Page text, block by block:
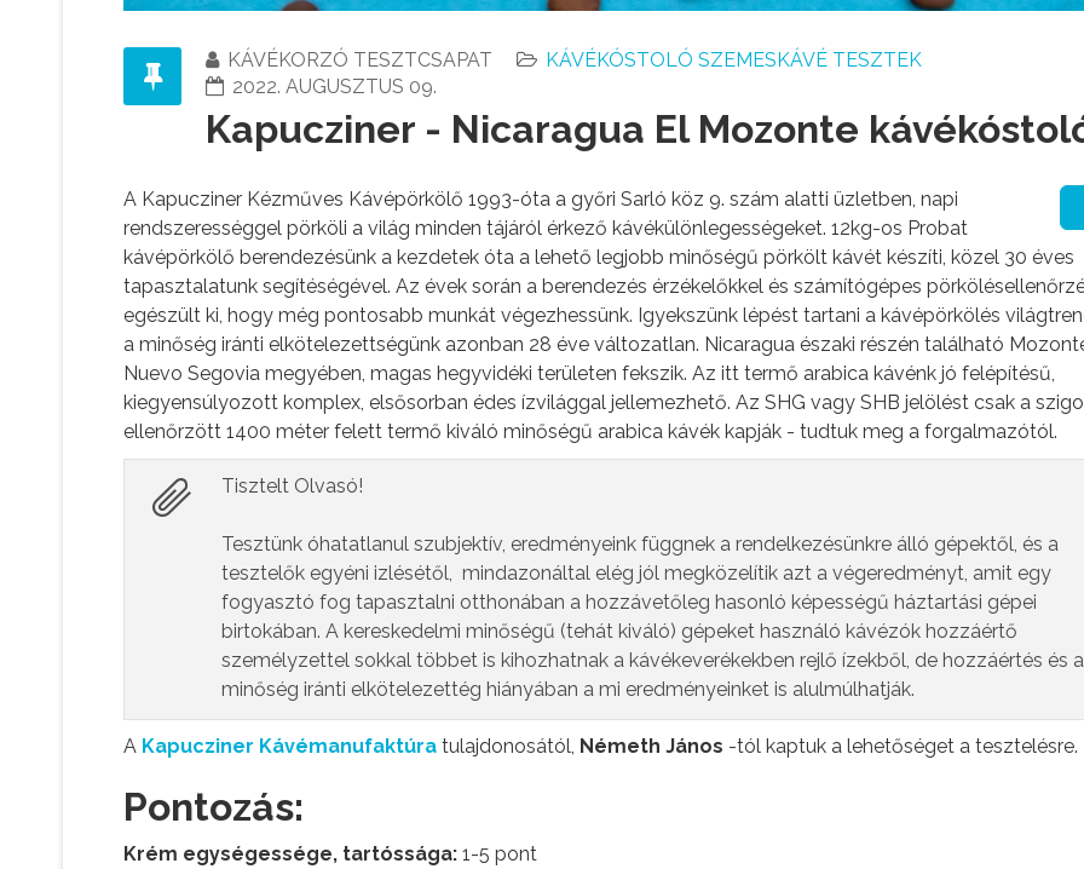
KÁVÉKORZÓ TESZTCSAPAT
KÁVÉKÓSTOLÓ SZEMESKÁVÉ TESZTEK
2022. AUGUSZTUS 09.
Kapucziner - Nicaragua El Mozonte
A Kapucziner Kézműves Kávépörkölő 1993-óta a győri Sarló köz 9. szám alatti üzletben, napi
rendszerességgel pörköli a világ minden tájáról érkező kávékülönlegességeket. 12kg-os Probat
kávépörkölő berendezésünk a kezdetek óta a lehető legjobb minőségű pörkölt kávét készíti, közel 30 éves
tapasztalatunk segítéségével. Az évek során a berendezés érzékelőkkel és számítógépes
egészült ki, hogy még pontosabb munkát végezhessünk. Igyekszünk lépést tartani a kávépörkölés
a minőség iránti elkötelezettségünk azonban 28 éve változatlan. Nicaragua északi részén található
Nuevo Segovia megyében, magas hegyvidéki területen fekszik. Az itt termő arabica kávénk jó felépítésű,
kiegyensúlyozott komplex, elsősorban édes ízvilággal jellemezhető. Az SHG vagy SHB jelölést csak a
ellenőrzött 1400 méter felett termő kiváló minőségű arabica kávék kapják - tudtuk meg a forgalmazótól.
Tisztelt Olvasó!
Tesztünk óhatatlanul szubjektív, eredményeink függnek a rendelkezésünkre álló gépektől, és a
tesztelők egyéni izlésétől, mindazonáltal elég jól megközelítik azt a végeredményt, amit egy
fogyasztó fog tapasztalni otthonában a hozzávetőleg hasonló képességű háztartási gépei
birtokában. A kereskedelmi minőségű (tehát kiváló) gépeket használó kávézók hozzáértő
személyzettel sokkal többet is kihozhatnak a kávékeverékekben rejlő ízekből, de hozzáértés és a
minőség iránti elkötelezettég hiányában a mi eredményeinket is alulmúlhatják.
A Kapucziner Kávémanufaktúra tulajdonosától, Németh János -tól kaptuk a lehetőséget a tesztelésre.
Pontozás:
Krém egységessége, tartóssága: 1-5 pont